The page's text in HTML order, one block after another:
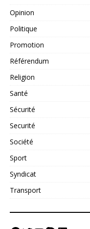
Opinion
Politique
Promotion
Référendum
Religion
Santé
Sécurité
Securité
Société
Sport
Syndicat
Transport